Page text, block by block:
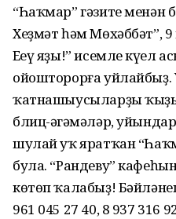
“Һаҡмар” гәзите менән
Хеҙмәт һәм Мөхәббәт”,
Еңеү яҙы!” исемле күңел
ойошторорға уйлайбыҙ.
ҡатнашыусыларҙы
блиц-әңгәмәләр,
шулай уҡ яратҡан
була. “Рандеву”
көтөп ҡалабыҙ!
961 045 27 40, 8 937 316